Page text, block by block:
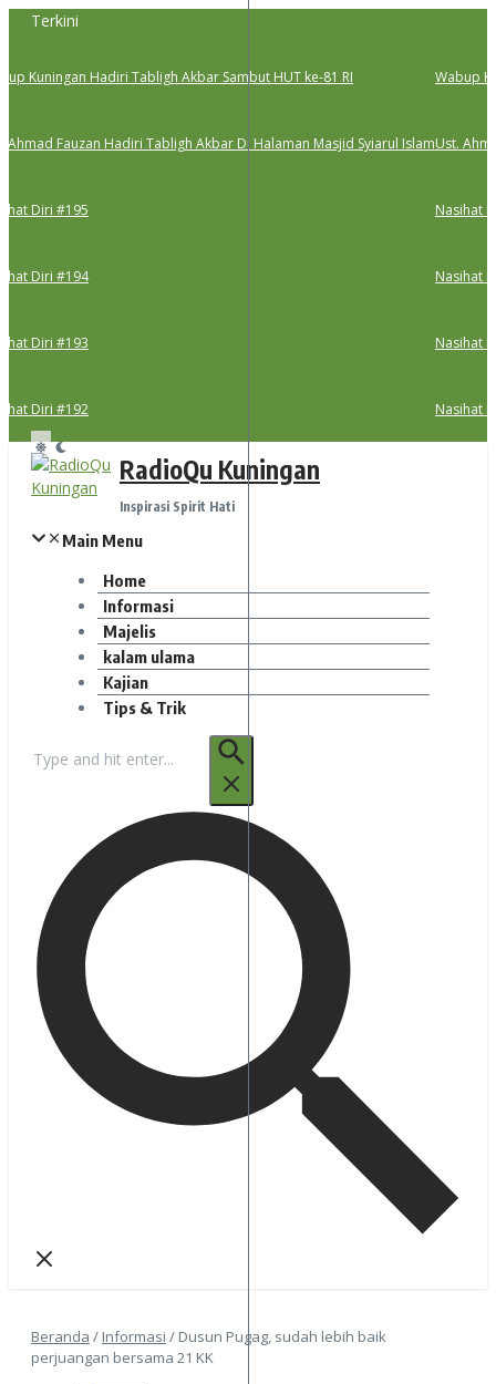
Lewati
Terkini
Kuningan Hadiri Tabligh Akbar Sambut HUT ke-81 RI
Fauzan Hadiri Tabligh Akbar Di Halaman Masjid Syiarul Islam
Diri #195
Diri #194
Diri #193
Diri #192
Wabup
Ust.
Nasihat
Nasihat
Nasihat
Nasihat
RadioQu Kuningan
Inspirasi Spirit Hati
Main Menu
Home
Informasi
Majelis
kalam ulama
Kajian
Tips & Trik
untuk:
Beranda / Informasi / Dusun Pugag, sudah lebih baik
perjuangan bersama 21 KK